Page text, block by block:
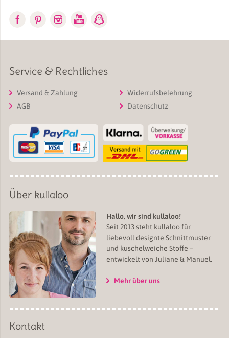
Service & Rechtliches
Versand & Zahlung
AGB
Widerrufsbelehrung
Datenschutz
Über kullaloo
Hallo, wir sind kullaloo!
Seit 2013 steht kullaloo für
liebevoll designte Schnittmuster
und kuschelweiche Stoffe –
entwickelt von Juliane & Manuel.
Mehr über uns
Kontakt